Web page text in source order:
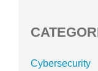
Cybersecurity